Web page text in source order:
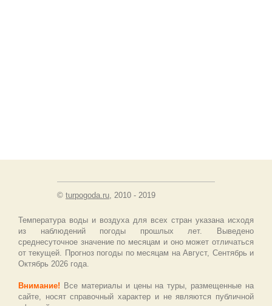
© turpogoda.ru, 2010 - 2019
Температура воды и воздуха для всех стран указана исходя
из наблюдений погоды прошлых лет. Выведено
среднесуточное значение по месяцам и оно может отличаться
от текущей. Прогноз погоды по месяцам на Август, Сентябрь и
Октябрь 2026 года.
Внимание! Все материалы и цены на туры, размещенные на
сайте, носят справочный характер и не являются публичной